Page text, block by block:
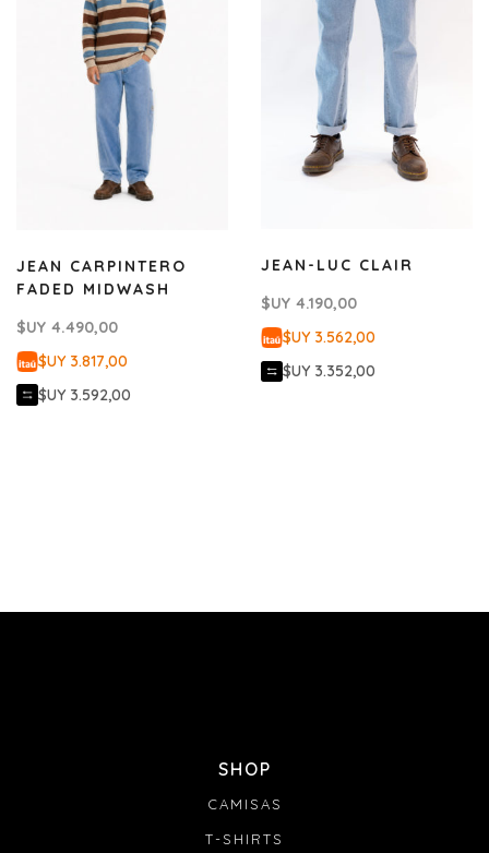
JEAN CARPINTERO
FADED MIDWASH
$UY 4.490,00
$UY 3.817,00
$UY 3.592,00
JEAN-LUC CLAIR
$UY 4.190,00
$UY 3.562,00
$UY 3.352,00
SHOP
CAMISAS
T-SHIRTS